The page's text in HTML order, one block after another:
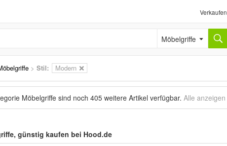
Verkaufen
Möbelgriffe
> Stil: Modern
Möbelgriffe sind noch 405 weitere Artikel verfügbar. Alle anzeigen
günstig kaufen bei Hood.de